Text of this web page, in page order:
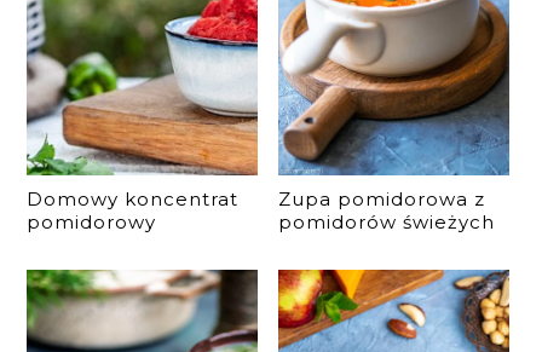
Domowy koncentrat
pomidorowy
Zupa pomidorowa z
pomidorów świeżych